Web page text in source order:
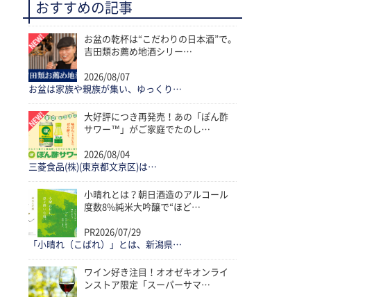
おすすめの記事
お盆の乾杯は“こだわりの日本酒”で。
吉田類お薦め地酒シリー…
2026/08/07
お盆は家族や親族が集い、ゆっくり…
大好評につき再発売！あの「ぽん酢
サワー™」がご家庭でたのし…
2026/08/04
三菱食品(株)(東京都文京区)は…
小晴れとは？朝日酒造のアルコール
度数8%純米大吟醸で“ほど…
PR2026/07/29
「小晴れ（こばれ）」とは、新潟県…
ワイン好き注目！オオゼキオンライ
ンストア限定「スーパーサマ…